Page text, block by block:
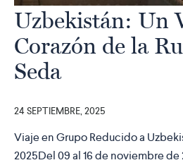
Uzbekistán: Un
Corazón de la
Seda
24 SEPTIEMBRE, 2025
Viaje en Grupo Reducido a
2025Del 09 al 16 de noviembre de